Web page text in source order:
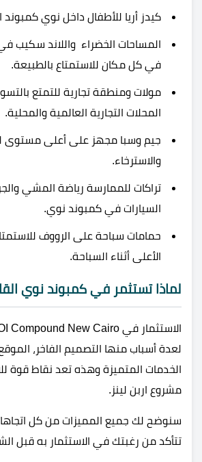
كيدز أريا للأطفال داخل نوي كمبوند
المساحات الخضراء واللاند سكيب
في كل مكان للاستمتاع بالطبيعة.
مولات ومنطقة تجارية للتمتع
المحلات التجارية العالمية والمحلية.
جيم وسبا مجهز على أعلى مستوى
والاسترخاء.
تراكات للممارسة رياضة المشي
السيارات في كمبوند نوي.
حمامات سباحة على الرووف
الأعلى أثناء السباحة.
لماذا تستثمر في كمبوند نوي
لعدة أسباب منها التصميم الفاخر،
الخدمات المتميزة وهذه تعد نقاط قوة
مشروع اربن لينز.
سنوضح لك جميع المميزات من كل
تتأكد من رغبتك في الاستثمار به قبل